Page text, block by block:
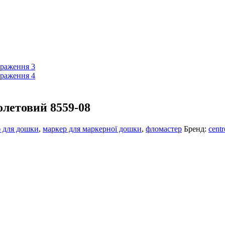
8559-08
для дошки, маркер для маркерної дошки, фломастер Бренд: